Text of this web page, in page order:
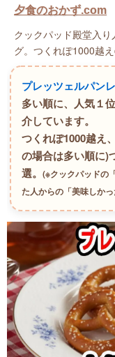
夕食のおかず.com
クックパッド殿堂入
グ。つくれぽ1000越
プレッツェルパン
多い順に、人気１
介しています。
つくれぽ1000越え
の場合は多い順に)
選。(※クックパッドの
た人からの「美味しか